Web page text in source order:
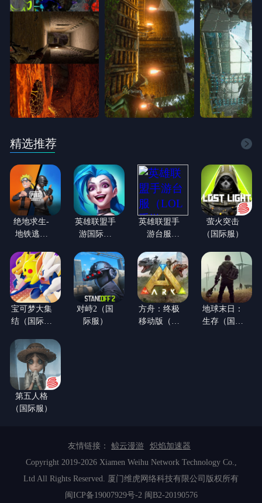
精选推荐
绝地求生-
地铁逃生
联动】(国
际服)
英雄联盟手
游国际服
游）
英雄联盟手
游台服
游）
萤火突击
（国际服）
宝可梦大集
结（国际体
对峙2（国
际服）
方舟：终极
移动版（国
地球末日：
生存（国际
第五人格
（国际服）
友情链接： 鲸云漫游
炽焰加速器
Copyright 2019-2026 Xiamen Weihu Network Technology Co.,
Ltd All Rights Reserved. 厦门维虎网络科技有限公司版权所有
闽ICP备19007929号-2 闽B2-20190576